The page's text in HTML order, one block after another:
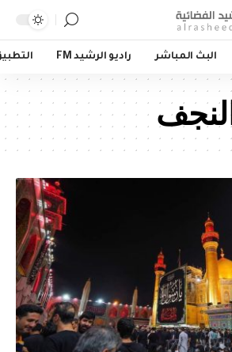
البث المباشر راديو الرشيد FM
النجف